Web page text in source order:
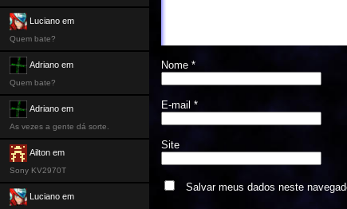
Nome*
E-mail*
Site
Salvar meus dados neste
Luciano em
Quem bate?
Adriano em
Quem bate?
Adriano em
As vezes a gente dá sorte.
Ailton em
Sony KV2970T
Luciano em